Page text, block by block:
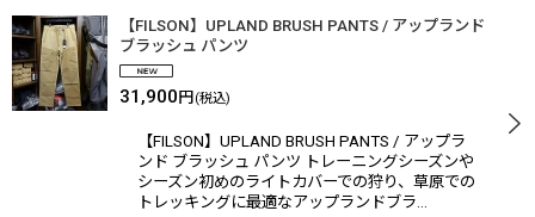
【FILSON】UPLAND BRUSH PANTS / アップランド
ブラッシュ パンツ
31,900 円 (税込)
【FILSON】UPLAND BRUSH PANTS / アップラ
ンド ブラッシュ パンツ トレーニングシーズンや
シーズン初めのライトカバーでの狩り、草原での
トレッキングに最適なアップランドブラ…